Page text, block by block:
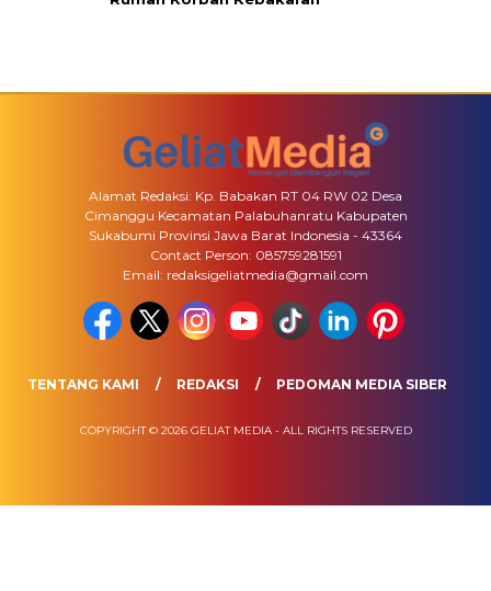
Alamat Redaksi: Kp. Babakan RT 04 RW 02 Desa
Cimanggu Kecamatan Palabuhanratu Kabupaten
Sukabumi Provinsi Jawa Barat Indonesia - 43364
Contact Person: 085759281591
Email: redaksigeliatmedia@gmail.com
TENTANG KAMI REDAKSI PEDOMAN MEDIA SIBER
COPYRIGHT © 2026 GELIAT MEDIA - ALL RIGHTS RESERVED